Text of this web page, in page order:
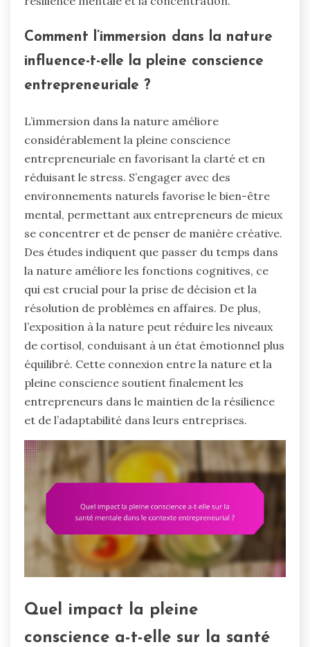
Comment l’immersion dans la nature
influence-t-elle la pleine conscience
entrepreneuriale ?
L’immersion dans la nature améliore
considérablement la pleine conscience
entrepreneuriale en favorisant la clarté et en
réduisant le stress. S’engager avec des
environnements naturels favorise le bien-être
mental, permettant aux entrepreneurs de mieux
se concentrer et de penser de manière créative.
Des études indiquent que passer du temps dans
la nature améliore les fonctions cognitives, ce
qui est crucial pour la prise de décision et la
résolution de problèmes en affaires. De plus,
l’exposition à la nature peut réduire les niveaux
de cortisol, conduisant à un état émotionnel plus
équilibré. Cette connexion entre la nature et la
pleine conscience soutient finalement les
entrepreneurs dans le maintien de la résilience
et de l’adaptabilité dans leurs entreprises.
Quel impact la pleine
conscience a-t-elle sur la santé